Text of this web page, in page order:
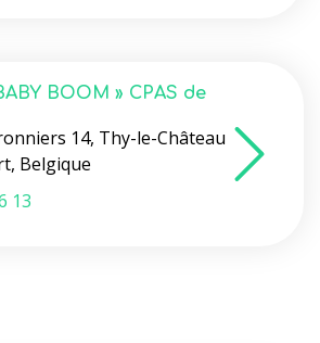
BOOM » CPAS de
14, Thy-le-Château
Belgique
13